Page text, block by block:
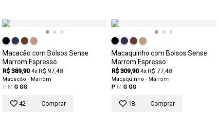
Macacão com Bolsos Sense
Marrom Espresso
R$ 389,90 4x R$ 97,48
Macacão - Marrom
P M G GG
42 Comprar
Macaquinho com Bolsos Sense
Marrom Espresso
R$ 309,90 4x R$ 77,48
Macaquinho - Marrom
P M G GG
18 Comprar